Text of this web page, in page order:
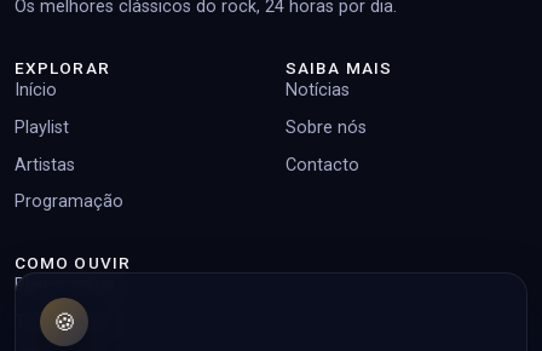
Os melhores clássicos do rock, 24 horas por dia.
EXPLORAR
Início
Playlist
Artistas
Programação
SAIBA MAIS
Notícias
Sobre nós
Contacto
COMO OUVIR
Player online
Top pedidos
🍪